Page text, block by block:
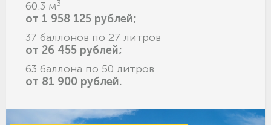
60.3 м3
от 1 958 125 рублей;
37 баллонов по 27 литров
от 26 455 рублей;
63 баллона по 50 литров
от 81 900 рублей.